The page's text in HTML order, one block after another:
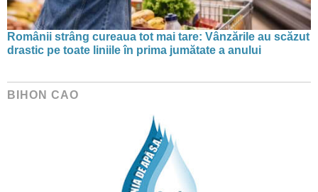
Românii strâng cureaua tot mai tare: Vânzările au scăzut
drastic pe toate liniile în prima jumătate a anului
BIHON CAO